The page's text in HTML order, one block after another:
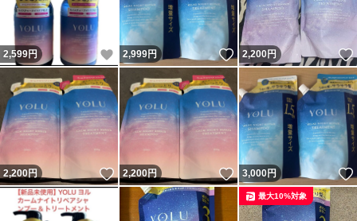
2,599円 いいね！
2,999円 いいね！
2,200円
2,200円 いいね！
2,200円 いいね！
3,000円
最大10%対象